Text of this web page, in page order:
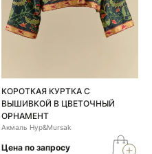
КОРОТКАЯ КУРТКА С
ВЫШИВКОЙ В ЦВЕТОЧНЫЙ
ОРНАМЕНТ
Акмаль Нур&Mursak
Цена по запросу